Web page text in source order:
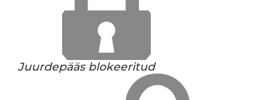
Juurdepääs blokeeritud